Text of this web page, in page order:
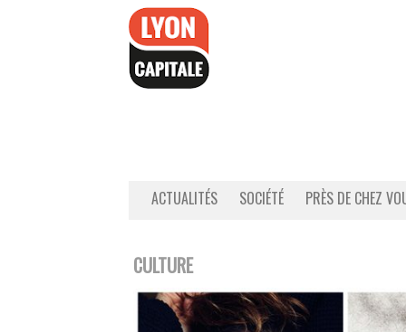
ACTUALITÉS SOCIÉTÉ PRÈS DE CHEZ
CULTURE